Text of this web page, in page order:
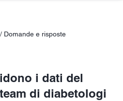
Domande e risposte
i dati del
di diabetologi